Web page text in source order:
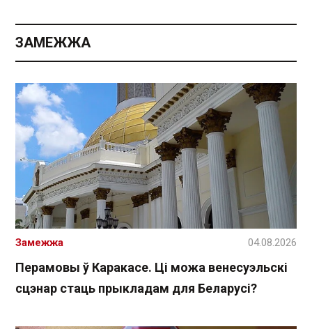
ЗАМЕЖЖА
Перамовы ў Каракасе. Ці можа венесуэльскі
сцэнар стаць прыкладам для Беларусі?
Замежжа 04.08.2026